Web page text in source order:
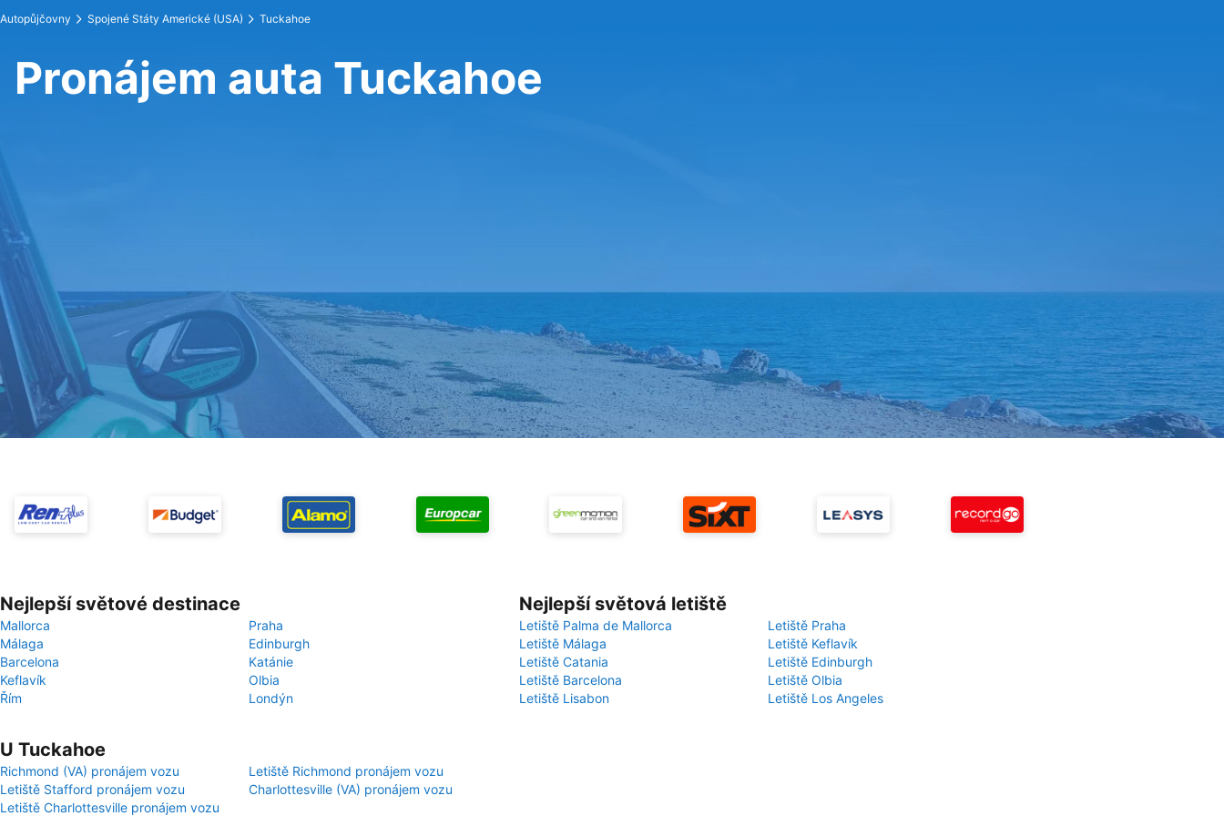
Autopůjčovny Spojené Státy Americké (USA) Tuckahoe
Pronájem auta Tuckahoe
Nejlepší světové destinace
Mallorca
Praha
Málaga
Edinburgh
Barcelona
Katánie
Keflavík
Olbia
Řím
Londýn
Nejlepší světová letiště
Letiště Palma de Mallorca
Letiště Praha
Letiště Málaga
Letiště Keflavík
Letiště Catania
Letiště Edinburgh
Letiště Barcelona
Letiště Olbia
Letiště Lisabon
Letiště Los Angeles
U Tuckahoe
Richmond (VA) pronájem vozu
Letiště Richmond pronájem vozu
Letiště Stafford pronájem vozu
Charlottesville (VA) pronájem vozu
Letiště Charlottesville pronájem vozu